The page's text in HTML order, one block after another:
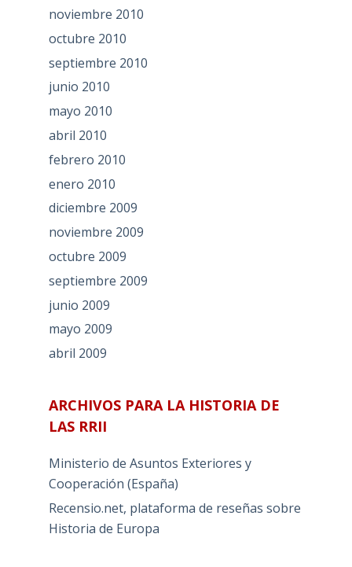
noviembre 2010
octubre 2010
septiembre 2010
junio 2010
mayo 2010
abril 2010
febrero 2010
enero 2010
diciembre 2009
noviembre 2009
octubre 2009
septiembre 2009
junio 2009
mayo 2009
abril 2009
ARCHIVOS PARA LA HISTORIA DE
LAS RRII
Ministerio de Asuntos Exteriores y
Cooperación (España)
Recensio.net, plataforma de reseñas sobre
Historia de Europa